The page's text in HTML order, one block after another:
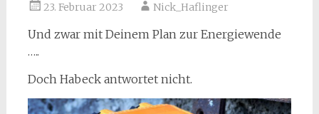
23. Februar 2023 Nick_Haflinger
Und zwar mit Deinem Plan zur Energiewende
…..
Doch Habeck antwortet nicht.